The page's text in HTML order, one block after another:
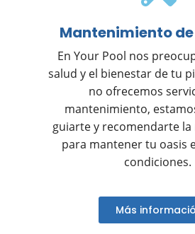
Mantenimiento
En Your Pool nos
salud y el bienestar de tu
no ofrecemos
mantenimiento,
guiarte y recomendarte
para mantener tu oasis
condiciones.
Más